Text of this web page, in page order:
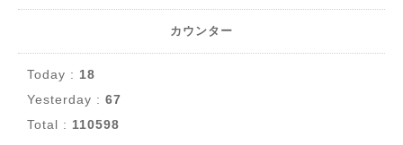
カウンター
Today : 18
Yesterday : 67
Total : 110598